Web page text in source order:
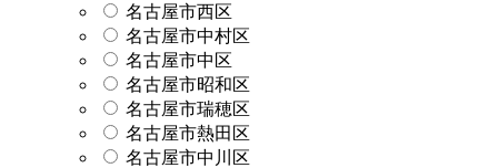
名古屋市西区
名古屋市中村区
名古屋市中区
名古屋市昭和区
名古屋市瑞穂区
名古屋市熱田区
名古屋市中川区